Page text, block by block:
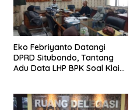
Eko Febriyanto Datangi
DPRD Situbondo, Tantang
Adu Data LHP BPK Soal Klaim